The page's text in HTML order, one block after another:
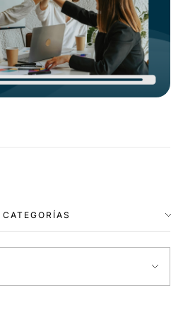
CATEGORÍAS